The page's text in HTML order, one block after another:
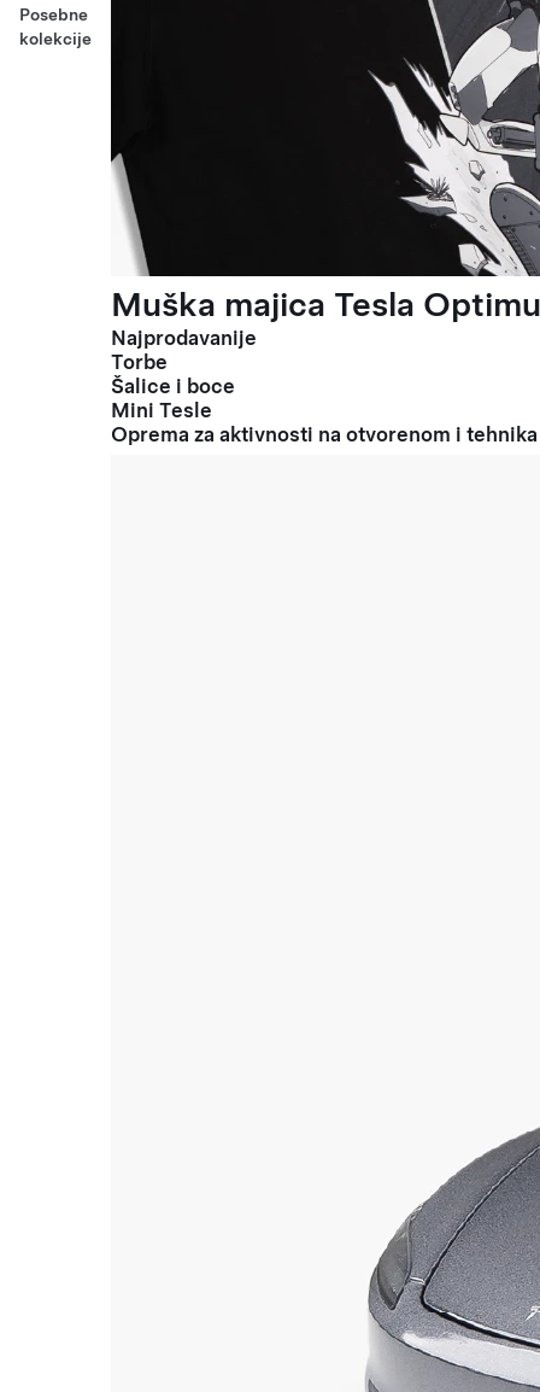
Posebne
kolekcije
Muška majica Tesla
Najprodavanije
Torbe
Šalice i boce
Mini Tesle
Oprema za aktivnosti na otvorenom i tehnika